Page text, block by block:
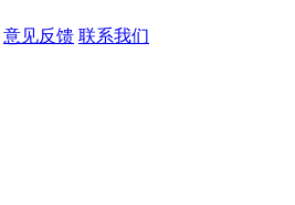
意见反馈 联系我们